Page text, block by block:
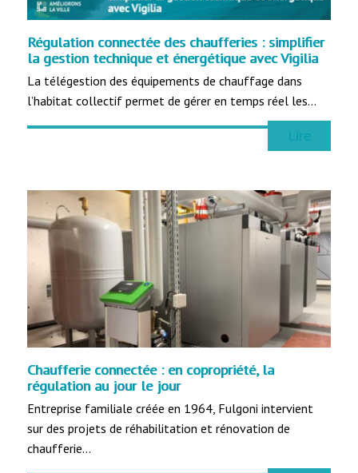
Régulation connectée des chaufferies : simplifier
la gestion technique et énergétique avec Vigilia
La télégestion des équipements de chauffage dans
l’habitat collectif permet de gérer en temps réel les…
Lire
Chaufferie connectée : en copropriété, la
régulation au jour le jour
Entreprise familiale créée en 1964, Fulgoni intervient
sur des projets de réhabilitation et rénovation de
chaufferie…